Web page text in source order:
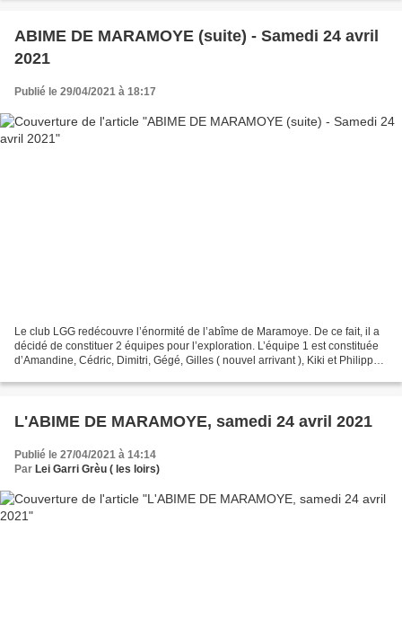
ABIME DE MARAMOYE (suite) - Samedi 24 avril
2021
Publié le 29/04/2021 à 18:17
Le club LGG redécouvre l’énormité de l’abîme de Maramoye. De ce fait, il a
décidé de constituer 2 équipes pour l’exploration. L’équipe 1 est constituée
d’Amandine, Cédric, Dimitri, Gégé, Gilles ( nouvel arrivant ), Kiki et Philippe.
L'ABIME DE MARAMOYE, samedi 24 avril 2021
Publié le 27/04/2021 à 14:14
Par Lei Garri Grèu ( les loirs)